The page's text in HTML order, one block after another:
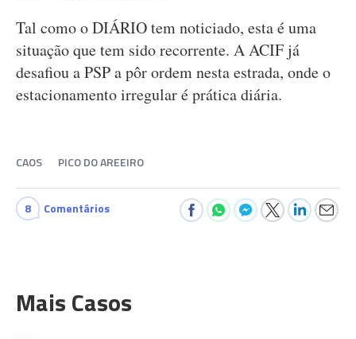
Tal como o DIÁRIO tem noticiado, esta é uma
situação que tem sido recorrente. A ACIF já
desafiou a PSP a pôr ordem nesta estrada, onde o
estacionamento irregular é prática diária.
CAOS PICO DO AREEIRO
8 Comentários
Mais Casos